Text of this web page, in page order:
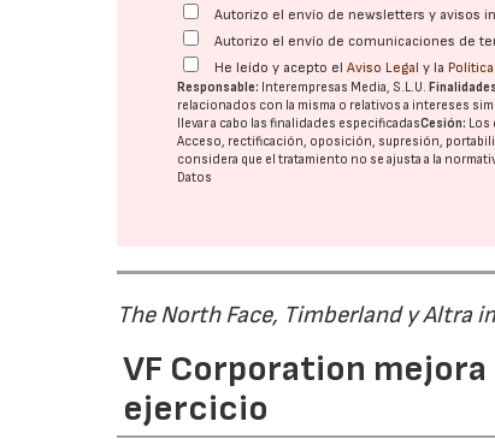
Autorizo el envío de newsletters y avisos
Autorizo el envío de comunicaciones de
He leído y acepto elAviso Legal y la
Responsable: Interempresas Media, S.L.U.
relacionados con la misma o relativos a intereses
llevar a cabo las finalidades especificadasCesión: Los
Acceso, rectificación, oposición, supresión,
considera que el tratamiento no se ajusta a la
Datos
The North Face, Timberland y Altra
VF Corporation
ejercicio